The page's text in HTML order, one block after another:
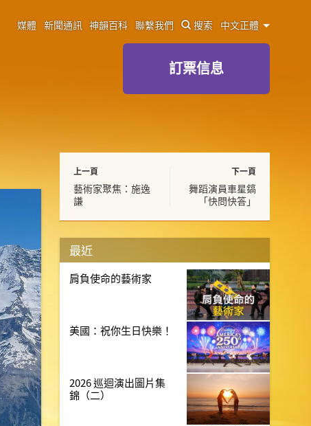
媒體 新聞通訊 神韻百科 聯繫我們 搜索 中文正體
訂票信息
上一頁
藝術家聚焦：施逸
謙
下一頁
舞蹈演員車星鎬
「快問快答」
最近
肩負使命的藝術家
美國：祝你生日快樂！
2026 巡迴演出圖片集
錦（二）